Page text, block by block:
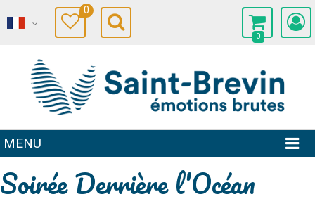
0
0
MENU
Soirée Derrière l'Océan